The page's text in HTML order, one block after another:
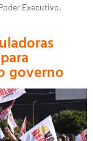
Executivo.
governo